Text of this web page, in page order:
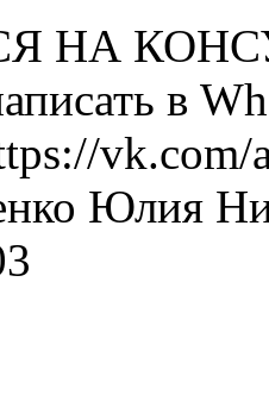
НА
в
Юлия